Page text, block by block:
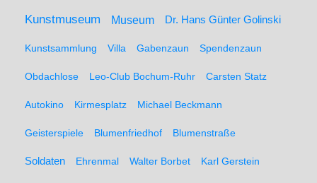
Kunstmuseum Museum Dr. Hans Günter Golinski
Kunstsammlung Villa Gabenzaun Spendenzaun
Obdachlose Leo-Club Bochum-Ruhr Carsten Statz
Autokino Kirmesplatz Michael Beckmann
Geisterspiele Blumenfriedhof Blumenstraße
Soldaten Ehrenmal Walter Borbet Karl Gerstein